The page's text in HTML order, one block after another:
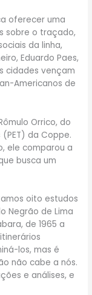
oferecer uma
sobre o traçado,
da linha,
Eduardo Paes,
cidades vençam
Americanos de
Orrico, do
da Coppe.
ele comparou a
busca um
oito estudos
Negrão de Lima
de 1965 a
los, mas é
não cabe a nós.
e análises, e